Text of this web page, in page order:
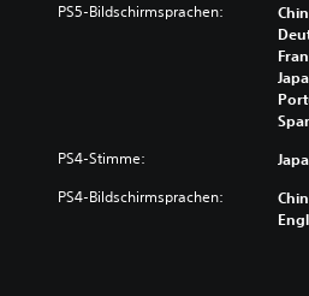
PS5-Bildschirmsprachen:
PS4-Stimme:
PS4-Bildschirmsprachen: